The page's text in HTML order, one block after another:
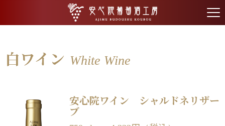
白ワイン White Wine
安心院ワイン シャルドネリザー
ブ